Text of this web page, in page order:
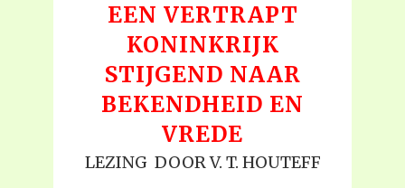
EEN VERTRAPT
KONINKRIJK
STIJGEND NAAR
BEKENDHEID EN
VREDE
LEZING DOOR V. T. HOUTEFF